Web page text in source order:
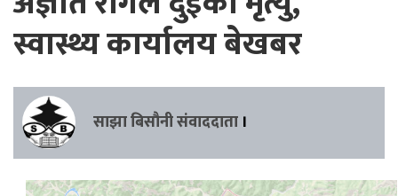
स्वास्थ्य कार्यालय बेखबर
साझा बिसौनी संवाददाता ।